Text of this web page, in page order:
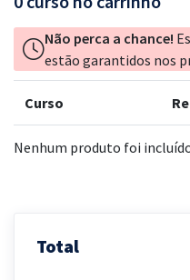
Não perca a chance!
estão garantidos nos
Curso
Nenhum produto foi
Total